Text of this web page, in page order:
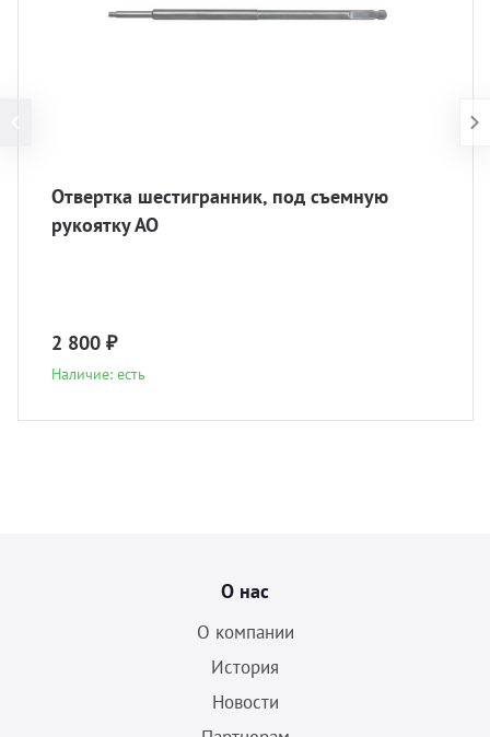
Отвертка шестигранник, под съемную
рукоятку АО
2 800 ₽
Наличие: есть
О нас
О компании
История
Новости